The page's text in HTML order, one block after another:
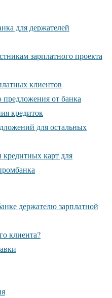
для держателей
зарплатного проекта
клиентов
от банка
кредиток
для остальных
кредитных карт для
держателю зарплатной
клиента?